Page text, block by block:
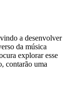
a desenvolver
da música
explorar esse
contarão uma